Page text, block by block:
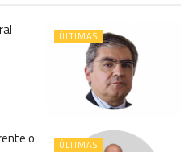
ÚLTIMAS
ÚLTIMAS
o